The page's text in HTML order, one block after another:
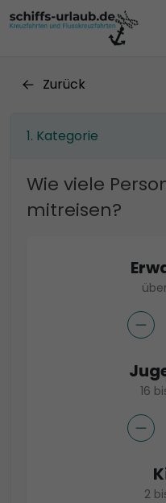
Zurück
Kategorie
Wie viele
mitreisen?
16
2